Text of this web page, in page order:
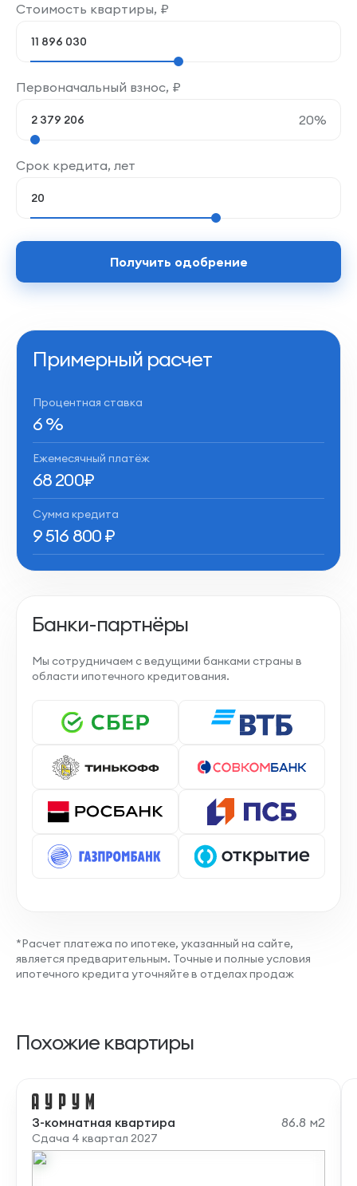
Стоимость квартиры, ₽
Первоначальный взнос, ₽
20%
Срок кредита, лет
Получить одобрение
Примерный расчет
Процентная ставка
6%
Ежемесячный платёж
68 200₽
Сумма кредита
9 516 800₽
Банки-партнёры
Мы сотрудничаем с ведущими банками страны в
области ипотечного кредитования.
*Расчет платежа по ипотеке, указанный на сайте,
является предварительным. Точные и полные условия
ипотечного кредита уточняйте в отделах продаж
Похожие квартиры
3-комнатная квартира 86.8 м2
Сдача 4 квартал 2027